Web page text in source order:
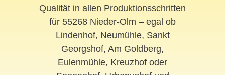
Qualität in allen Produktionsschritten
für 55268 Nieder-Olm – egal ob
Lindenhof, Neumühle, Sankt
Georgshof, Am Goldberg,
Eulenmühle, Kreuzhof oder